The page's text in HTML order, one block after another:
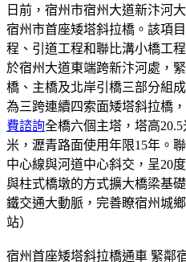
日前，宿州市宿州大道新汴河
宿州市首座矮塔斜拉橋。該項
程、引道工程和聯比溝小橋工
於宿州大道東端跨新汴河處，
橋、主橋及北岸引橋三部分組
為三跨連續四索面矮塔斜拉橋，
費諮詢全橋六個主塔，塔高
米，瀝青路面使用年限15年。
中心線與河道中心斜交，呈20
與柱式橋墩的方式擴大橋梁基
鐵交通大動脈，完善瞭宿州城
站）
宿州首座矮塔斜拉橋通車 緊鄰